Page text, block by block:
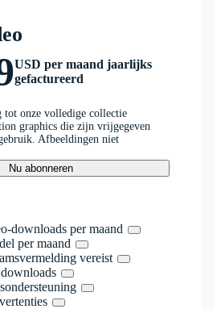
USD per maand jaarlijks
gefactureerd
tot onze volledige collectie
graphics die zijn vrijgegeven
Afbeeldingen niet
Nu abonneren
downloads per maand
per maand
vereist